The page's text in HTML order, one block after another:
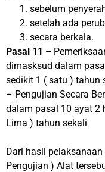
sebelum
setelah ada
secara berkala.
Pasal 11 –
dimasksud dalam
sedikit 1 ( satu ) tahun
– Pengujian Secara
dalam pasal 10 ayat 2
Lima ) tahun sekali
Dari hasil
Pengujian ) Alat